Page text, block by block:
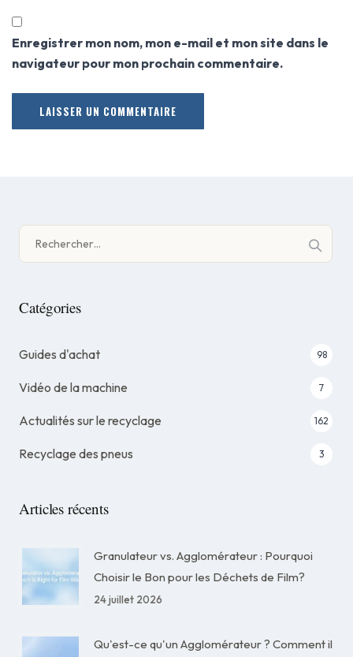
Enregistrer mon nom, mon e-mail et mon site dans le
navigateur pour mon prochain commentaire.
Catégories
Guides d'achat 98
Vidéo de la machine 7
Actualités sur le recyclage 162
Recyclage des pneus 3
Articles récents
Granulateur vs. Agglomérateur : Pourquoi
Choisir le Bon pour les Déchets de Film?
24 juillet 2026
Qu'est-ce qu'un Agglomérateur ? Comment il